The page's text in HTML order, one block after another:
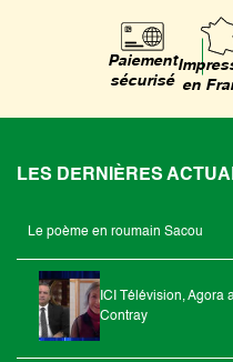
Paiement
sécurisé en
LES DERNIÈRES
Le poème en roumain Sacou
ICI Télévision, Agora
Contray